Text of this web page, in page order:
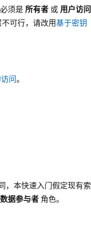
须是 所有者 或 用户访问
可行，请改用基于密钥
问。
，本快速入门假定现有索
据参与者 角色。